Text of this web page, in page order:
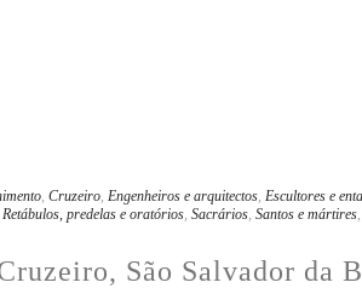
Cruzeiro Engenheiros e arquitectos Escultores e
Retábulos, predelas e oratórios Sacrários Santos e mártires
São Salvador da